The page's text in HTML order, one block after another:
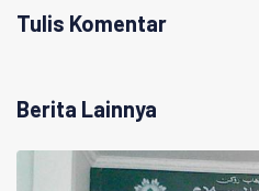
Tulis Komentar
Berita Lainnya